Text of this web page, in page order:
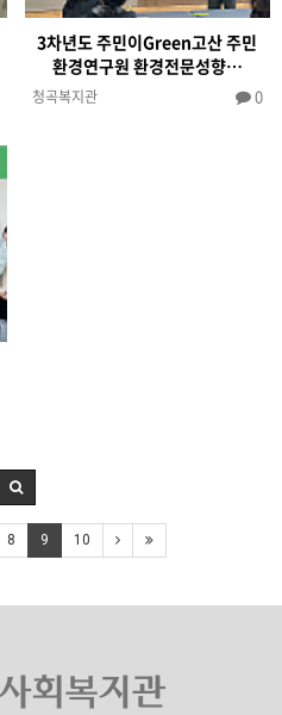
3차년도 주민이Green고산 주민
환경연구원 환경전문성향…
청곡복지관 0
8 9 10